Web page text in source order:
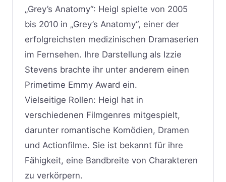
„Grey’s Anatomy“: Heigl spielte von 2005
bis 2010 in „Grey’s Anatomy“, einer der
erfolgreichsten medizinischen Dramaserien
im Fernsehen. Ihre Darstellung als Izzie
Stevens brachte ihr unter anderem einen
Primetime Emmy Award ein.
Vielseitige Rollen: Heigl hat in
verschiedenen Filmgenres mitgespielt,
darunter romantische Komödien, Dramen
und Actionfilme. Sie ist bekannt für ihre
Fähigkeit, eine Bandbreite von Charakteren
zu verkörpern.